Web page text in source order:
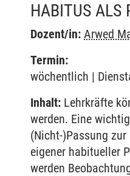
HABITUS ALS
Dozent/in: Arwed
Termin:
wöchentlich |
Inhalt: Lehrkräfte
werden. Eine
(Nicht-)Passung
eigener habitueller
werden